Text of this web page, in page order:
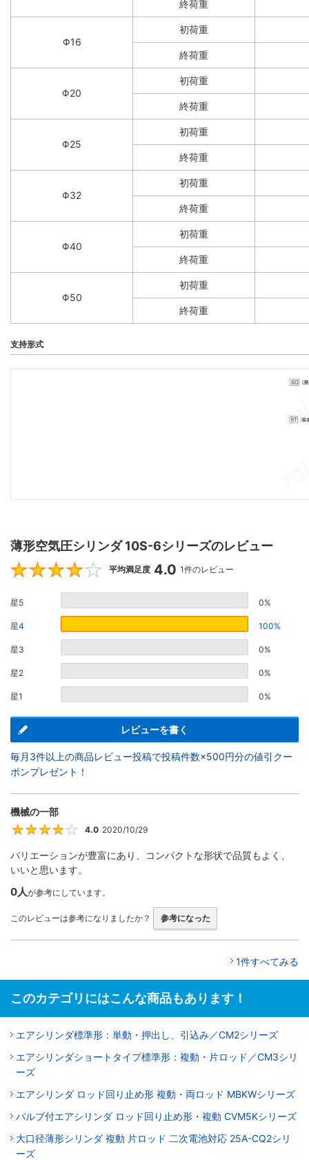
終荷重
Φ16
初荷重
終荷重
Φ20
初荷重
終荷重
Φ25
初荷重
終荷重
Φ32
初荷重
終荷重
Φ40
初荷重
終荷重
Φ50
初荷重
終荷重
支持形式
薄形空気圧シリンダ 10S-6シリーズのレビュー
4
平均満足度 4.0 1件のレビュー
星5 0%
星4 100%
星3 0%
星2 0%
星1 0%
レビューを書く
毎月3件以上の商品レビュー投稿で投稿件数×500円分の値引クー
ポンプレゼント！
機械の一部
4
4.0 2020/10/29
バリエーションが豊富にあり、コンパクトな形状で品質もよく、
いいと思います。
0人が参考にしています。
このレビューは参考になりましたか？ 参考になった
1件すべてみる
このカテゴリにはこんな商品もあります！
エアシリンダ標準形：単動・押出し、引込み／CM2シリーズ
エアシリンダショートタイプ標準形：複動・片ロッド／CM3シリ
ーズ
エアシリンダ ロッド回り止め形 複動・両ロッド MBKWシリーズ
バルブ付エアシリンダ ロッド回り止め形・複動 CVM5Kシリーズ
大口径薄形シリンダ 複動 片ロッド 二次電池対応 25A-CQ2シリ
ーズ